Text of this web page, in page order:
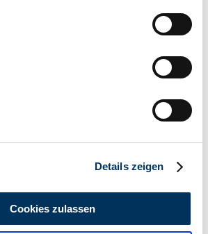
über Ihre geografische Lage
(Fingerprinting) identifizieren
wie Ihre persönlichen Daten
Details zeigen
Cookies zulassen